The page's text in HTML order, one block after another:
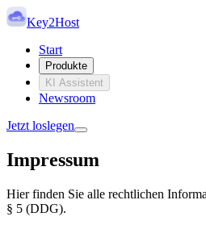
Key2Host
Start
Produkte
KI Assistent
Newsroom
Jetzt loslegen
Impressum
Hier finden Sie alle rechtlichen
§ 5 (DDG).